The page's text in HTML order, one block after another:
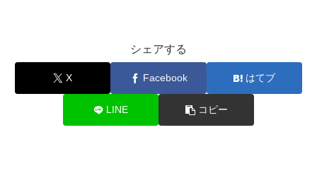
シェアする
X Facebook はてブ
LINE コピー